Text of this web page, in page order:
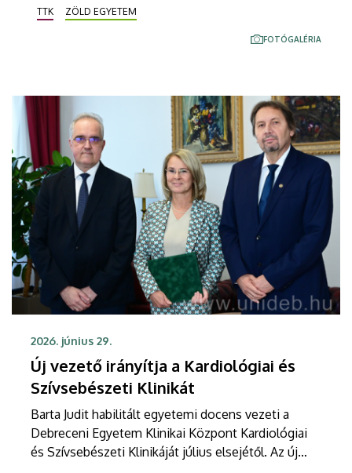
gyógyszergyártásban használt növényeket az
TTK
ZÖLD EGYETEM
FOTÓGALÉRIA
2026. június 29.
Új vezető irányítja a Kardiológiai és
Szívsebészeti Klinikát
Barta Judit habilitált egyetemi docens vezeti a
Debreceni Egyetem Klinikai Központ Kardiológiai
és Szívsebészeti Klinikáját július elsejétől. Az új